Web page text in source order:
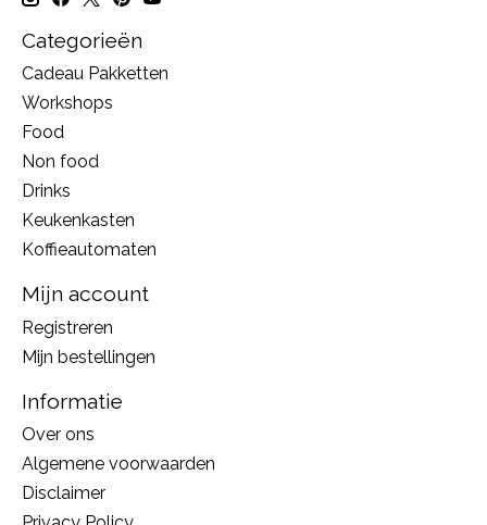
Categorieën
Cadeau Pakketten
Workshops
Food
Non food
Drinks
Keukenkasten
Koffieautomaten
Mijn account
Registreren
Mijn bestellingen
Informatie
Over ons
Algemene voorwaarden
Disclaimer